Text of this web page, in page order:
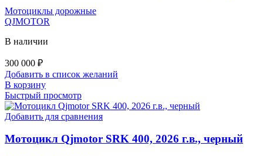
Мотоциклы дорожные
QJMOTOR
В наличии
300 000 ₽
Добавить в список желаний
В корзину
Быстрый просмотр
Добавить для сравнения
Мотоцикл Qjmotor SRK 400, 2026 г.в., черный